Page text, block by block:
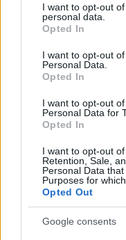
not limited to your visit
grant or deny consent
use your data for
consent section.
I want to opt-out
personal data.
Opted In
I want to opt-out
Personal Data.
Opted In
I want to opt-out
Personal Data for
Opted In
I want to opt-out
Retention, Sale,
Personal Data
Purposes for
Opted Out
Google consents
— de nem…
utazott, mivel az
orvosok azt…
Ezért nem tudsz
aludni takaró nélkül
még kánikulában…